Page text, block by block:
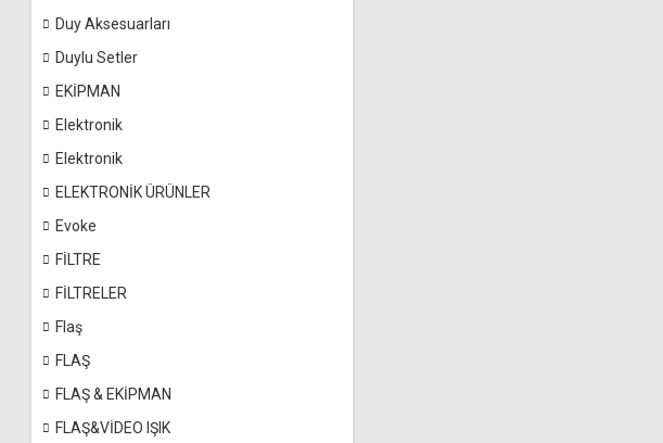
Duy Aksesuarları
Duylu Setler
EKİPMAN
Elektronik
Elektronik
ELEKTRONİK ÜRÜNLER
Evoke
FİLTRE
FİLTRELER
Flaş
FLAŞ
FLAŞ & EKİPMAN
FLAŞ&VİDEO IŞIK